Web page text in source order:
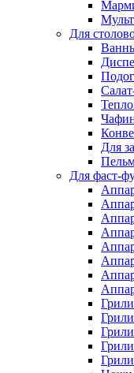
Для
Для
Для фаст-